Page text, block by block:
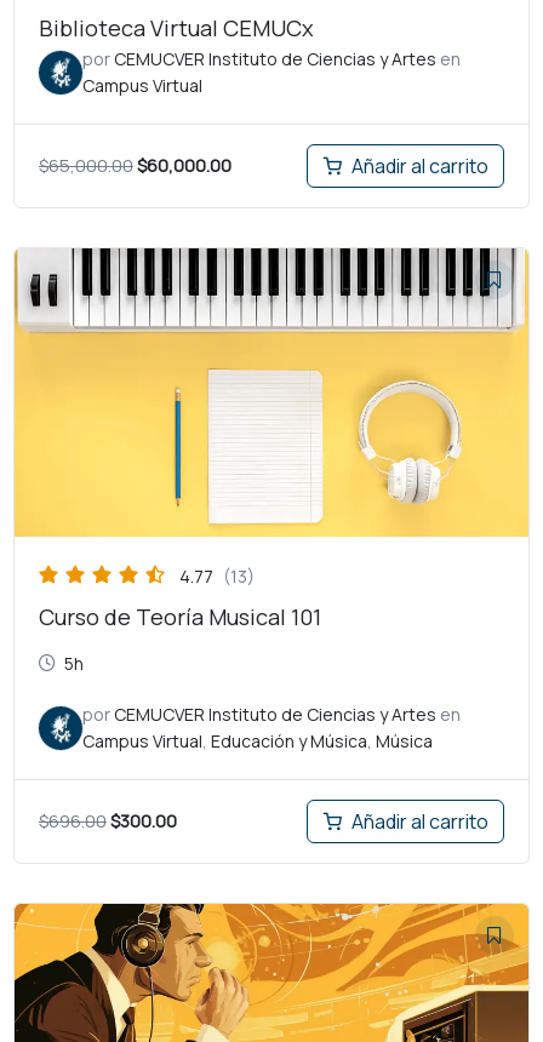
Biblioteca Virtual CEMUCx
por CEMUCVER Instituto de Ciencias y Artes en
Campus Virtual
$65,000.00$60,000.00 Añadir al carrito
4.77 (13)
Curso de Teoría Musical 101
5h
por CEMUCVER Instituto de Ciencias y Artes en
Campus Virtual, Educación y Música, Música
$696.00
El
precio
original
$300.00
El
precio
actual
$300.00.
Añadir al carrito
precio
original
era:
$696.00.
El
precio
actual
es:
$300.00.